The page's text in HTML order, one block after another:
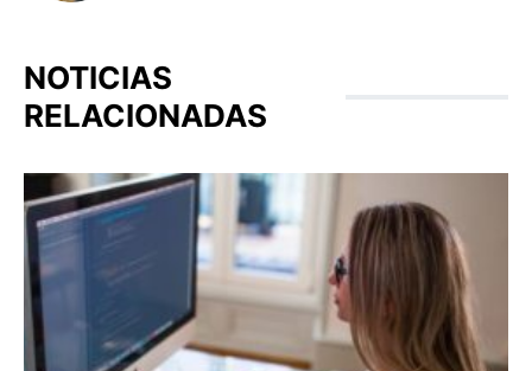
NOTICIAS
RELACIONADAS